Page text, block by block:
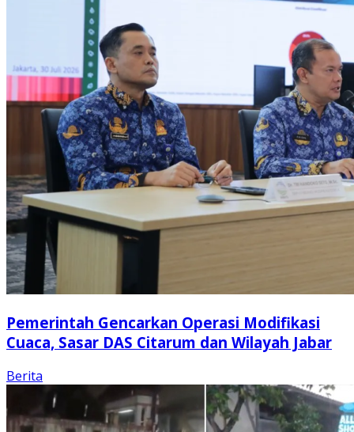
Pemerintah Gencarkan Operasi Modifikasi
Cuaca, Sasar DAS Citarum dan Wilayah Jabar
Berita